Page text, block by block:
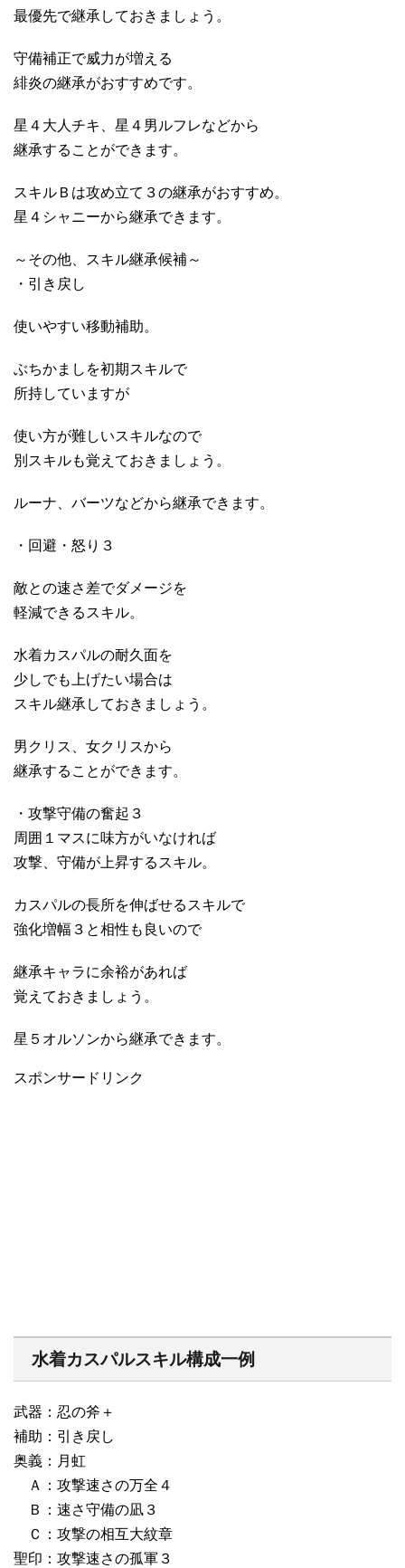
最優先で継承しておきましょう。
守備補正で威力が増える
緋炎の継承がおすすめです。
星４大人チキ、星４男ルフレなどから
継承することができます。
スキルＢは攻め立て３の継承がおすすめ。
星４シャニーから継承できます。
～その他、スキル継承候補～
・引き戻し
使いやすい移動補助。
ぶちかましを初期スキルで
所持していますが
使い方が難しいスキルなので
別スキルも覚えておきましょう。
ルーナ、バーツなどから継承できます。
・回避・怒り３
敵との速さ差でダメージを
軽減できるスキル。
水着カスパルの耐久面を
少しでも上げたい場合は
スキル継承しておきましょう。
男クリス、女クリスから
継承することができます。
・攻撃守備の奮起３
周囲１マスに味方がいなければ
攻撃、守備が上昇するスキル。
カスパルの長所を伸ばせるスキルで
強化増幅３と相性も良いので
継承キャラに余裕があれば
覚えておきましょう。
星５オルソンから継承できます。
スポンサードリンク
水着カスパルスキル構成一例
武器：忍の斧＋
補助：引き戻し
奥義：月虹
Ａ：攻撃速さの万全４
Ｂ：速さ守備の凪３
Ｃ：攻撃の相互大紋章
聖印：攻撃速さの孤軍３